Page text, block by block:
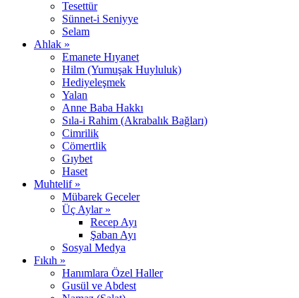
Tesettür
Sünnet-i Seniyye
Selam
Ahlak »
Emanete Hıyanet
Hilm (Yumuşak Huyluluk)
Hediyeleşmek
Yalan
Anne Baba Hakkı
Sıla-i Rahim (Akrabalık Bağları)
Cimrilik
Cömertlik
Gıybet
Haset
Muhtelif »
Mübarek Geceler
Üç Aylar »
Recep Ayı
Şaban Ayı
Sosyal Medya
Fıkıh »
Hanımlara Özel Haller
Gusül ve Abdest